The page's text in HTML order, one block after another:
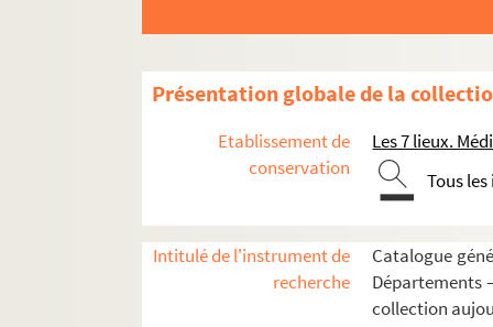
Présentation globale de la
Etablissement de
conservation
Les 7 lieux.
Tous
Intitulé de l'instrument de
recherche
Catalogue
Départements
collection